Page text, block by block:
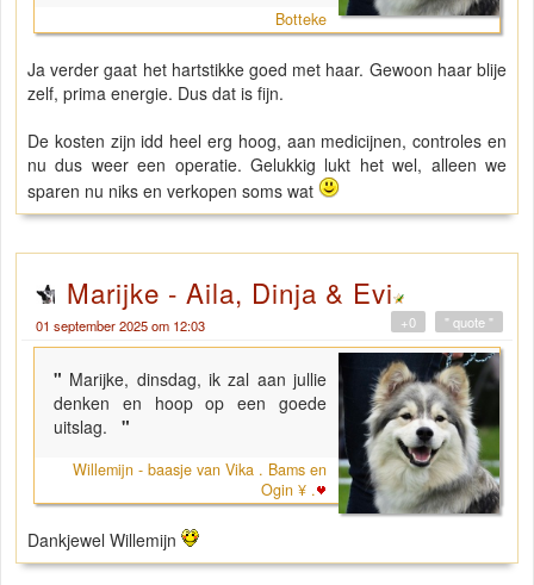
Botteke
Ja verder gaat het hartstikke goed met haar. Gewoon haar blije
zelf, prima energie. Dus dat is fijn.
De kosten zijn idd heel erg hoog, aan medicijnen, controles en
nu dus weer een operatie. Gelukkig lukt het wel, alleen we
sparen nu niks en verkopen soms wat
Marijke - Aila, Dinja & Evi
01 september 2025 om 12:03 " quote "
+0
" Marijke, dinsdag, ik zal aan jullie
denken en hoop op een goede
uitslag.
"
Willemijn - baasje van Vika . Bams en
Ogin ¥ .
Dankjewel Willemijn